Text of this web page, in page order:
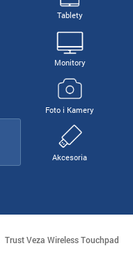
Tablety
Monitory
Foto i Kamery
Akcesoria
Trust Veza Wireless Touchpad